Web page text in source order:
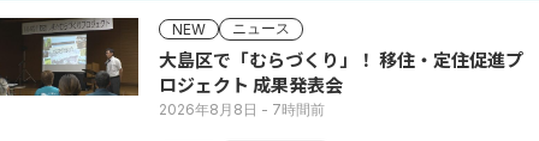
NEW ニュース
大島区で「むらづくり」！ 移住・定住促進プ
ロジェクト 成果発表会
2026年8月8日 - 7時間前